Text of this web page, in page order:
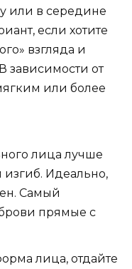
или в середине
если хотите
взгляда и
зависимости от
или более
лица лучше
изгиб. Идеально,
Самый
прямые с
лица, отдайте